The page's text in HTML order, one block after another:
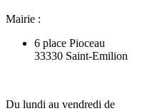
Mairie :
6 place Pioceau
33330 Saint-Emilion
Du lundi au vendredi de